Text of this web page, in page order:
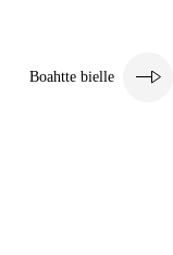
Boahtte bielle